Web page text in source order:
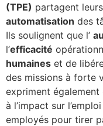
(TPE) partagent
automatisation des
Ils soulignent que l’
l’efficacité
humaines et de
des missions à forte
expriment
à l’impact sur
employés pour tirer